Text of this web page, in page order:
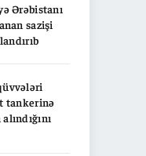
Ərəbistanı
sazişi
tankerinə